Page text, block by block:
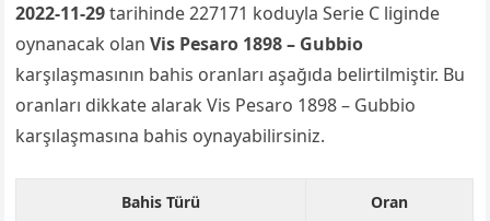
2022-11-29tarihinde 227171 koduyla Serie C liginde
oynanacak olanVis Pesaro 1898 – Gubbio
karşılaşmasının bahis oranları aşağıda belirtilmiştir. Bu
oranları dikkate alarak Vis Pesaro 1898 – Gubbio
karşılaşmasına bahis oynayabilirsiniz.
Bahis Türü Oran